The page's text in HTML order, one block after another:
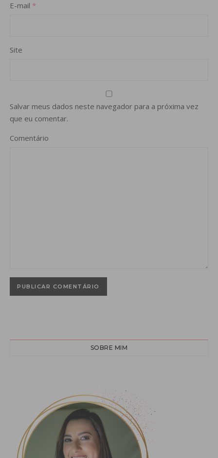
E-mail *
Site
Salvar meus dados neste navegador para a próxima vez
que eu comentar.
Comentário
SOBRE MIM